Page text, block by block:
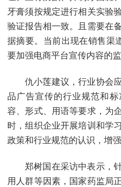
牙膏须按规定进行相关实验
验证报告相一致。且需要在
据摘要。当前出现在销售渠
要加强电商平台宣传内容的监
仇小莲建议，行业协会
品广告宣传的行业规范和
容、形式、用语等要求，为
时，组织企业开展培训和学
政策和行业规范的认识，增
郑树国在采访中表示，
用人群等因素，国家药监局